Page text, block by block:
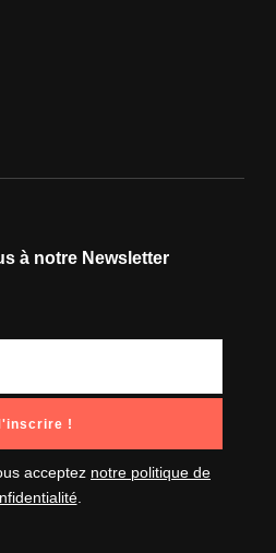
à notre Newsletter
acceptez notre politique de
.